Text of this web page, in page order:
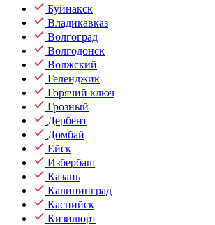
Буйнакск
Владикавказ
Волгоград
Волгодонск
Волжский
Геленджик
Горячий ключ
Грозный
Дербент
Домбай
Ейск
Избербаш
Казань
Калининград
Каспийск
Кизилюрт